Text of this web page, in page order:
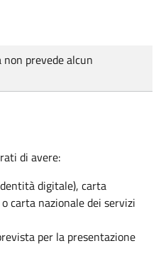
prevede alcun
di avere:
digitale), carta
carta nazionale dei servizi
per la presentazione